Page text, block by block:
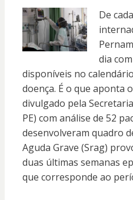
De
dia
disponíveis no
doença. É o que aponta
divulgado pela
PE) com análise de 52
desenvolveram quadro
Aguda Grave (Srag)
duas últimas semanas
que corresponde ao